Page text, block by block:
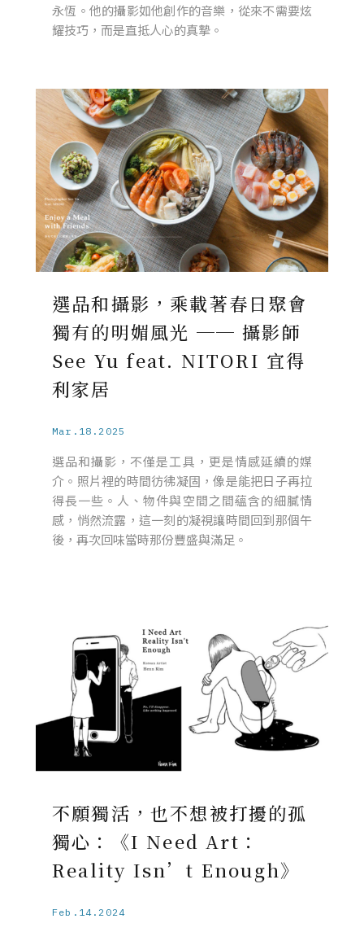
永恆。他的攝影如他創作的音樂，從來不需要炫
耀技巧，而是直抵人心的真摯。
選品和攝影，乘載著春日聚會
獨有的明媚風光 ── 攝影師
See Yu feat. NITORI 宜得
利家居
Mar.18.2025
選品和攝影，不僅是工具，更是情感延續的媒
介。照片裡的時間彷彿凝固，像是能把日子再拉
得長一些。人、物件與空間之間蘊含的細膩情
感，悄然流露，這一刻的凝視讓時間回到那個午
後，再次回味當時那份豐盛與滿足。
不願獨活，也不想被打擾的孤
獨心：《I Need Art：
Reality Isn’t Enough》
Feb.14.2024